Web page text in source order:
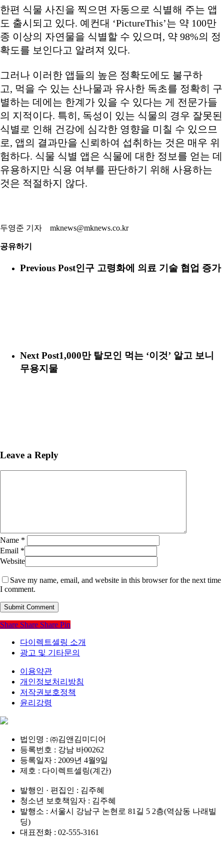
한편 식물 사진을 찍으면 자동으로 식별해 주는 앱
도 출시되고 있다. 예컨대 ‘PictureThis’는 약 100만
종 이상의 자연물을 식별할 수 있으며, 약 98%의 정
확도를 보인다고 알려져 있다.
그러나 이러한 앱들의 높은 정확도에도 불구하
고, 먹을 수 있는 산나물과 유사한 독초를 정확히 구
별하는 데에는 한계가 있을 수 있다는 게 전문가들
의 지적이다. 특히, 독성이 있는 식물의 경우 잘못된
식별로 인해 건강에 심각한 영향을 미칠 수 있으므
로, 앱의 결과만을 신뢰하여 섭취하는 것은 매우 위
험하다. 식물 식별 앱은 식물에 대한 정보를 얻는 데
유용하지만 식용 여부를 판단하기 위해 사용하는
것은 적절하지 않다.
두영준 기자 mknews@mknews.co.kr
공유하기
Previous Post인구 고령화에 의료 기술 협업 증가
Next Post1,000만 탈모인 먹는 ‘이것’ 알고 보니
무용지물
Leave a Reply
Name *
Email *
Website
Save my name, email, and website in this browser for the next time
I comment.
Share Share Share Pin
다이렉트셀링 소개
광고 및 기타문의
이용약관
개인정보처리방침
저작권보호정책
윤리강령
법인명 : ㈜김앤김미디어
등록번호 : 강남 바00262
등록일자 : 2009년 4월9일
제호 : 다이렉트셀링(계간)
발행인 · 편집인 : 김주혜
청소년 보호책임자 : 김주혜
발행소 : 서울시 강남구 논현로 81길 5 2층(역삼동 나래빌
딩)
대표전화 : 02-555-3161